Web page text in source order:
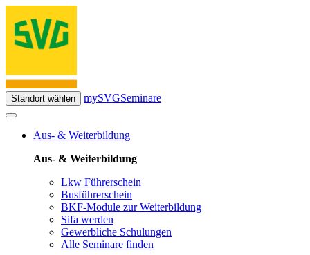
Standort wählen mySVGSeminare
Aus- & Weiterbildung
Aus- & Weiterbildung
Lkw Führerschein
Busführerschein
BKF-Module zur Weiterbildung
Sifa werden
Gewerbliche Schulungen
Alle Seminare finden